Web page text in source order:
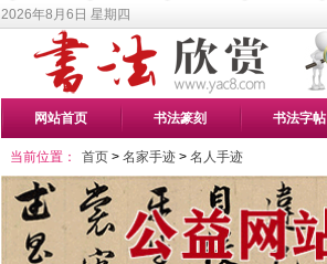
2026年8月6日 星期四
网站首页 书法篆刻 书法字帖
当前位置： 首页 > 名家手迹 > 名人手迹